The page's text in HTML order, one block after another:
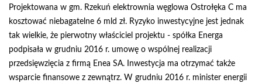
Projektowana w gm. Rzekuń elektrownia węglowa Ostrołęka C ma
kosztować niebagatelne 6 mld zł. Ryzyko inwestycyjne jest jednak
tak wielkie, że pierwotny właściciel projektu - spółka Energa
podpisała w grudniu 2016 r. umowę o wspólnej realizacji
przedsięwzięcia z firmą Enea SA. Inwestycja ma otrzymać także
wsparcie finansowe z zewnątrz. W grudniu 2016 r. minister energii